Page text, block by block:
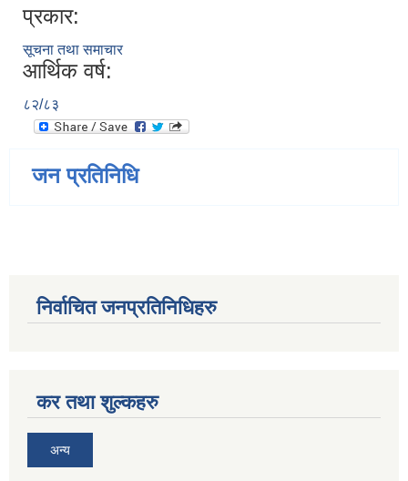
प्रकार:
सूचना तथा समाचार
आर्थिक वर्ष:
८२/८३
जन प्रतिनिधि
निर्वाचित जनप्रतिनिधिहरु
कर तथा शुल्कहरु
अन्य